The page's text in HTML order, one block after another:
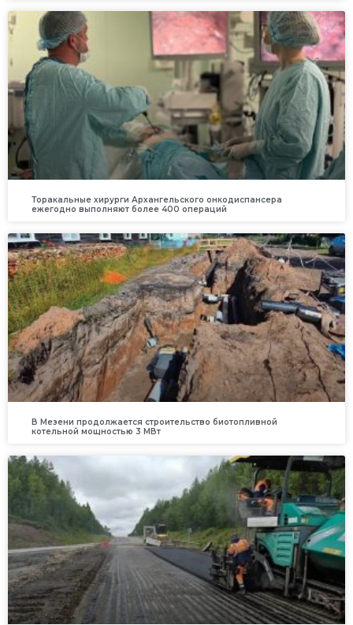
Торакальные хирурги Архангельского онкодиспансера
ежегодно выполняют более 400 операций
В Мезени продолжается строительство биотопливной
котельной мощностью 3 МВт